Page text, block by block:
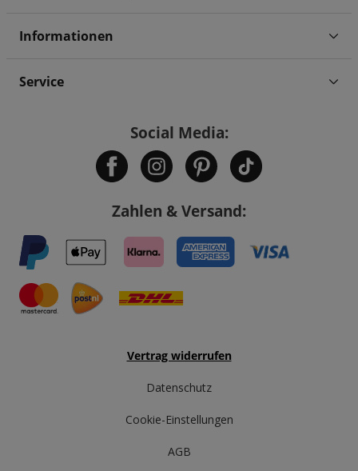
Informationen
Service
Social Media:
Zahlen & Versand:
Vertrag widerrufen
Datenschutz
Cookie-Einstellungen
AGB